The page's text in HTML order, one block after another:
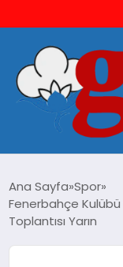
GÜNCEL
Ana Sayfa Spor
Fenerbahçe
Toplantısı Yarın